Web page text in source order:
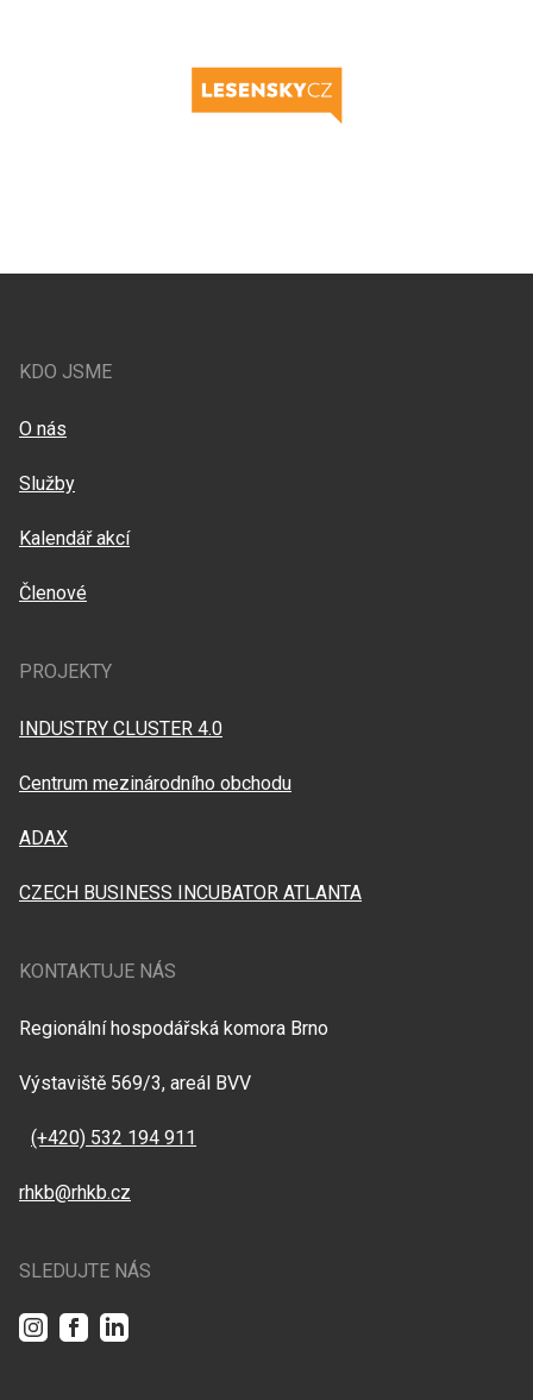
KDO JSME
O nás
Služby
Kalendář akcí
Členové
PROJEKTY
INDUSTRY CLUSTER 4.0
Centrum mezinárodního obchodu
ADAX
CZECH BUSINESS INCUBATOR ATLANTA
KONTAKTUJE NÁS
Regionální hospodářská komora Brno
Výstaviště 569/3, areál BVV
(+420) 532 194 911
rhkb@rhkb.cz
SLEDUJTE NÁS
InstagramFacebookLinkedIn